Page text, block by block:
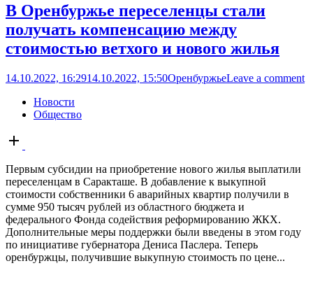
В Оренбуржье переселенцы стали
получать компенсацию между
стоимостью ветхого и нового жилья
14.10.2022, 16:2914.10.2022, 15:50ОренбуржьеLeave a comment
Новости
Общество
Open
post
Первым субсидии на приобретение нового жилья выплатили
переселенцам в Саракташе. В добавление к выкупной
стоимости собственники 6 аварийных квартир получили в
сумме 950 тысяч рублей из областного бюджета и
федерального Фонда содействия реформированию ЖКХ.
Дополнительные меры поддержки были введены в этом году
по инициативе губернатора Дениса Паслера. Теперь
оренбуржцы, получившие выкупную стоимость по цене...